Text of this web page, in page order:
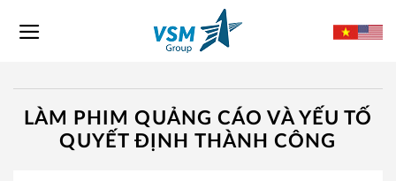
LÀM PHIM QUẢNG CÁO VÀ YẾU TỐ
QUYẾT ĐỊNH THÀNH CÔNG